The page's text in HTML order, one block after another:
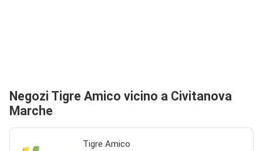
Negozi Tigre Amico vicino a Civitanova
Marche
Tigre Amico